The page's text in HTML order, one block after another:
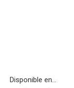
Disponible en...